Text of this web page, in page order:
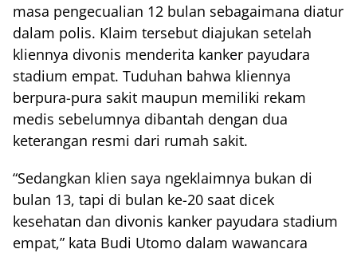
masa pengecualian 12 bulan sebagaimana diatur
dalam polis. Klaim tersebut diajukan setelah
kliennya divonis menderita kanker payudara
stadium empat. Tuduhan bahwa kliennya
berpura-pura sakit maupun memiliki rekam
medis sebelumnya dibantah dengan dua
keterangan resmi dari rumah sakit.
“Sedangkan klien saya ngeklaimnya bukan di
bulan 13, tapi di bulan ke-20 saat dicek
kesehatan dan divonis kanker payudara stadium
empat,” kata Budi Utomo dalam wawancara